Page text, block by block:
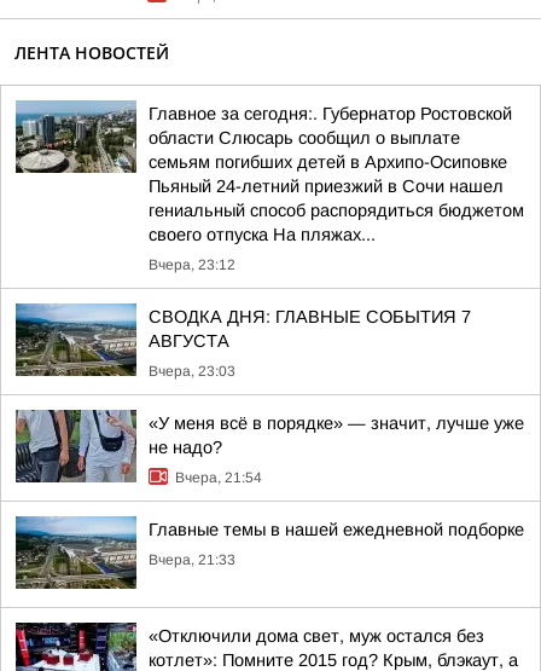
ЛЕНТА НОВОСТЕЙ
Главное за сегодня:. Губернатор Ростовской
области Слюсарь сообщил о выплате
семьям погибших детей в Архипо-Осиповке
Пьяный 24-летний приезжий в Сочи нашел
гениальный способ распорядиться бюджетом
своего отпуска На пляжах...
Вчера, 23:12
СВОДКА ДНЯ: ГЛАВНЫЕ СОБЫТИЯ 7
АВГУСТА
Вчера, 23:03
«У меня всё в порядке» — значит, лучше уже
не надо?
Вчера, 21:54
Главные темы в нашей ежедневной подборке
Вчера, 21:33
«Отключили дома свет, муж остался без
котлет»: Помните 2015 год? Крым, блэкаут, а